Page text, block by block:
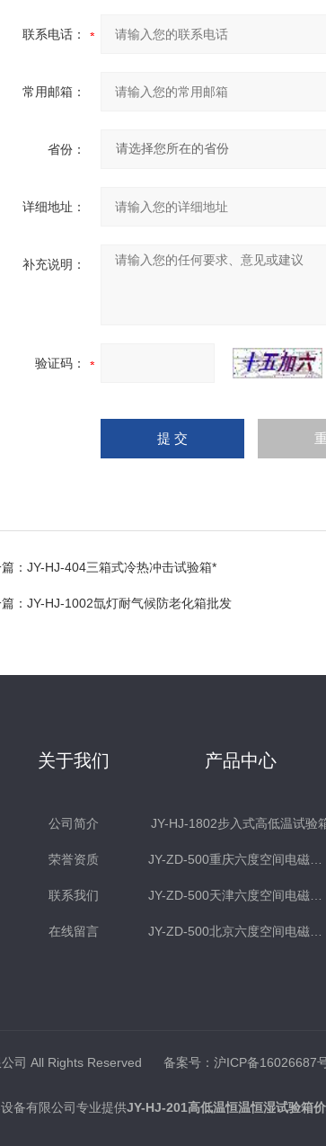
联系电话：
常用邮箱：
省份：
详细地址：
补充说明：
验证码：
： JY-HJ-404三箱式冷热冲击试验箱*
： JY-HJ-1002氙灯耐气候防老化箱批发
关于我们
公司简介
荣誉资质
联系我们
在线留言
产品中心
JY-HJ-1802步入式高低温试验
公司 All Rights Reserved 备案号：沪ICP备16026687
设备有限公司专业提供JY-HJ-201高低温恒温恒湿试验箱